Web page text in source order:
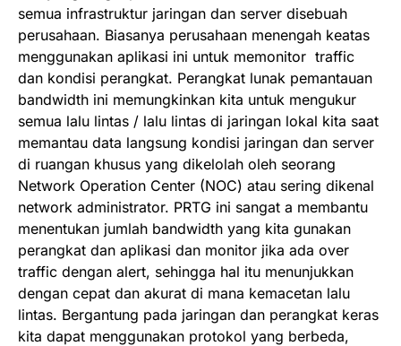
semua infrastruktur jaringan dan server disebuah
perusahaan. Biasanya perusahaan menengah keatas
menggunakan aplikasi ini untuk memonitor traffic
dan kondisi perangkat. Perangkat lunak pemantauan
bandwidth ini memungkinkan kita untuk mengukur
semua lalu lintas / lalu lintas di jaringan lokal kita saat
memantau data langsung kondisi jaringan dan server
di ruangan khusus yang dikelolah oleh seorang
Network Operation Center (NOC) atau sering dikenal
network administrator. PRTG ini sangat a membantu
menentukan jumlah bandwidth yang kita gunakan
perangkat dan aplikasi dan monitor jika ada over
traffic dengan alert, sehingga hal itu menunjukkan
dengan cepat dan akurat di mana kemacetan lalu
lintas. Bergantung pada jaringan dan perangkat keras
kita dapat menggunakan protokol yang berbeda,